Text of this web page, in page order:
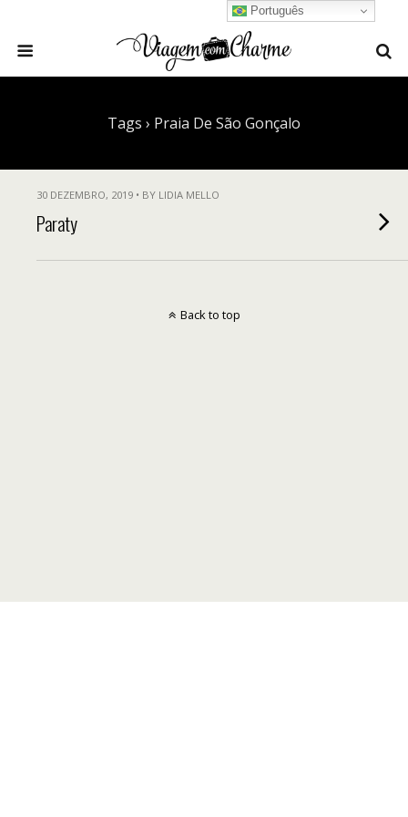
Tags › Praia De São Gonçalo
30 DEZEMBRO, 2019 • BY LIDIA MELLO
Paraty
Português
Back to top